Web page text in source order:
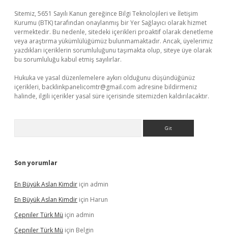
Sitemiz, 5651 Sayılı Kanun gereğince Bilgi Teknolojileri ve İletişim
Kurumu (BTK) tarafından onaylanmış bir Yer Sağlayıcı olarak hizmet
vermektedir. Bu nedenle, sitedeki içerikleri proaktif olarak denetleme
veya araştırma yükümlülüğümüz bulunmamaktadır. Ancak, üyelerimiz
yazdıkları içeriklerin sorumluluğunu taşımakta olup, siteye üye olarak
bu sorumluluğu kabul etmiş sayılırlar.
Hukuka ve yasal düzenlemelere aykırı olduğunu düşündüğünüz
içerikleri, backlinkpanelicomtr@gmail.com adresine bildirmeniz
halinde, ilgili içerikler yasal süre içerisinde sitemizden kaldırılacaktır.
Son yorumlar
En Büyük Aslan Kimdir için admin
En Büyük Aslan Kimdir için Harun
Çepniler Türk Mü için admin
Çepniler Türk Mü için Belgin